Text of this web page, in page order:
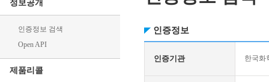
정보공개
인증정보 검색
Open API
제품리콜
인증정보
인증기관 한국화